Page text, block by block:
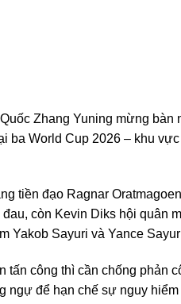
Zhang Yuning mừng
ba World Cup 2026 – khu
tiền đạo Ragnar
còn Kevin Diks hội quân
Yakob Sayuri và Yance
tấn công thì cần chống phản
ngự để hạn chế sự nguy hiểm